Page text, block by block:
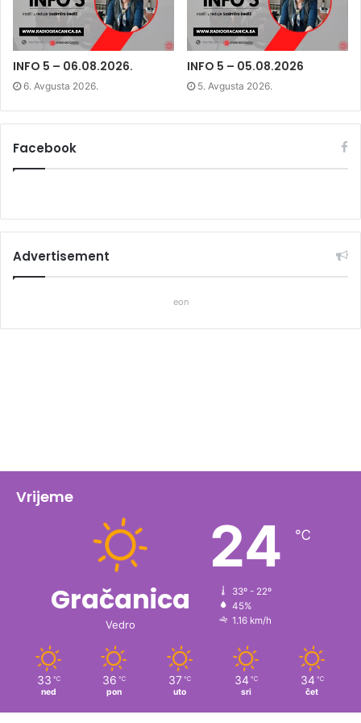
i
n
d
o
w
)
n
o
w
)
i
n
d
w
)
INFO 5 – 06.08.2026.
6. Avgusta 2026.
INFO 5 – 05.08.2026
5. Avgusta 2026.
Facebook
Advertisement
eon
Vrijeme
Gračanica
Vedro
24 ℃
33º - 22º
45%
1.16 km/h
33 ℃
ned
36 ℃
pon
37 ℃
uto
34 ℃
sri
34 ℃
čet